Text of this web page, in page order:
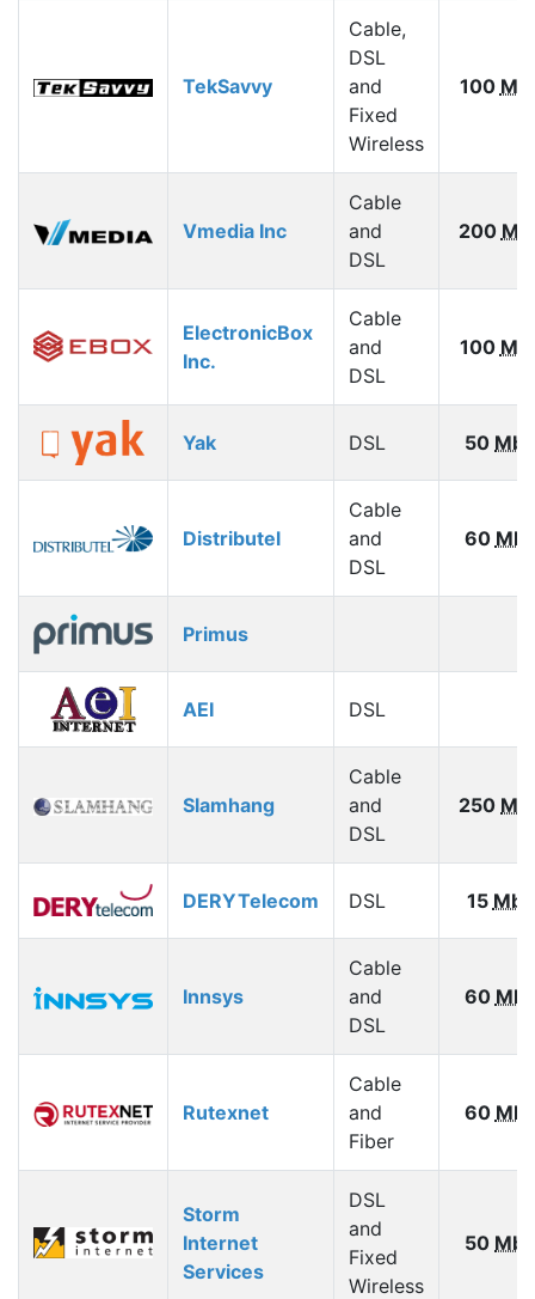
TekSavvy
Cable,
DSL
and
Fixed
Wireless
100
Vmedia Inc
Cable
and
DSL
200
ElectronicBox
Inc.
Cable
and
DSL
100
Yak DSL 50
Distributel
Cable
and
DSL
60
Primus
AEI DSL
Slamhang
Cable
and
DSL
250
DERYTelecom DSL 15
Innsys
Cable
and
DSL
60
Rutexnet
Cable
and
Fiber
60
Storm
Internet
Services
DSL
and
Fixed
Wireless
50